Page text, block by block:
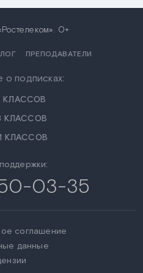
0+
ПРЕПОДАВАТЕЛИ
подписках:
КЛАССОВ
КЛАССОВ
КЛАССОВ
03-35
соглашение
данные